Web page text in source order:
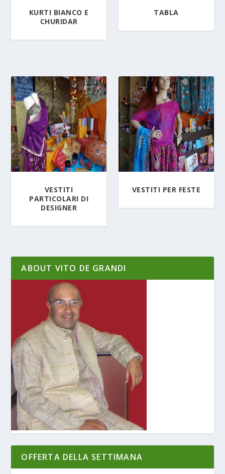
KURTI BIANCO E
CHURIDAR
TABLA
VESTITI
PARTICOLARI DI
DESIGNER
VESTITI PER FESTE
ABOUT VITO DE GRANDI
OFFERTA DELLA SETTIMANA